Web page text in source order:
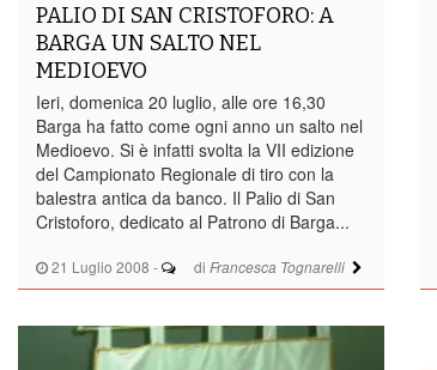
21 Luglio 2008 - di Francesca Tognarelli
PALIO DI SAN CRISTOFORO: A
BARGA UN SALTO NEL
MEDIOEVO
Ieri, domenica 20 luglio, alle ore 16,30
Barga ha fatto come ogni anno un salto nel
Medioevo. Si è infatti svolta la VII edizione
del Campionato Regionale di tiro con la
balestra antica da banco. Il Palio di San
Cristoforo, dedicato al Patrono di Barga...